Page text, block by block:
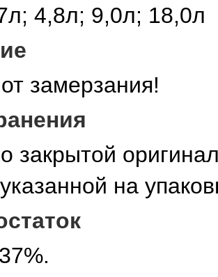
4,8л; 9,0л; 18,0л
замерзания!
закрытой
на